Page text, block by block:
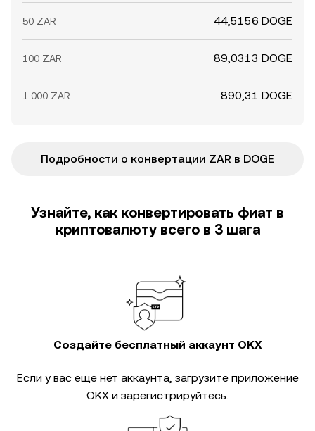
50 ZAR 44,5156 DOGE
100 ZAR 89,0313 DOGE
1 000 ZAR 890,31 DOGE
Подробности о конвертации ZAR в DOGE
Узнайте, как конвертировать фиат в
криптовалюту всего в 3 шага
Создайте бесплатный аккаунт OKX
Если у вас еще нет аккаунта, загрузите приложение
OKX и зарегистрируйтесь.